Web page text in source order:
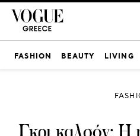
FASHION BEAUTY LIVING
Γκρι καλσόν: Η